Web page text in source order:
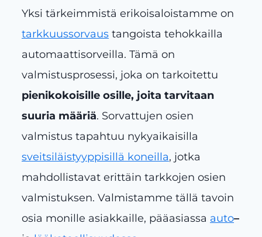
Yksi tärkeimmistä erikoisaloistamme on
tarkkuussorvaus tangoista tehokkailla
automaattisorveilla. Tämä on
valmistusprosessi, joka on tarkoitettu
pienikokoisille osille, joita tarvitaan
suuria määriä. Sorvattujen osien
valmistus tapahtuu nykyaikaisilla
sveitsiläistyyppisillä koneilla, jotka
mahdollistavat erittäin tarkkojen osien
valmistuksen. Valmistamme tällä tavoin
osia monille asiakkaille, pääasiassa auto–